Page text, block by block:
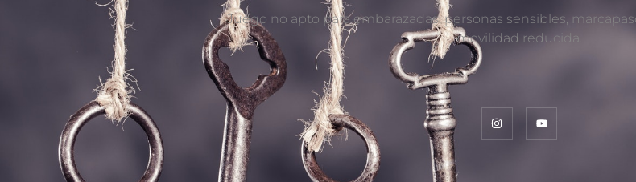
Juego no apto para embarazadas, personas sensibles,
movilidad reducida.